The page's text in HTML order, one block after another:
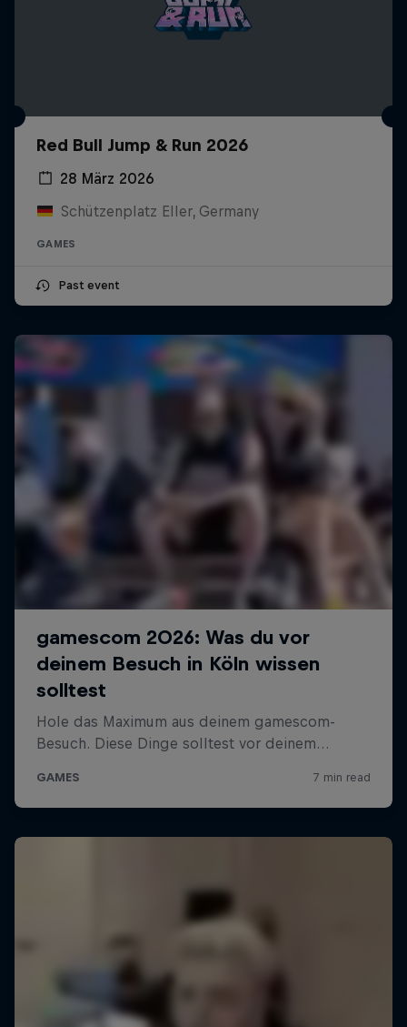
Red Bull Jump & Run 2026
28 März 2026
Schützenplatz Eller, Germany
GAMES
Past event